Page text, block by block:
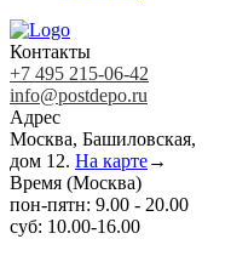
Контакты
+7 495 215-06-42
info@postdepo.ru
Адрес
Москва, Башиловская,
дом 12. На карте→
Время (Москва)
пон-пятн: 9.00 - 20.00
суб: 10.00-16.00